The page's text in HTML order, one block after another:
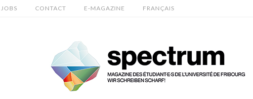
JOBS CONTACT E-MAGAZINE FRANÇAIS